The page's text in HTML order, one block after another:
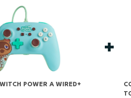
POWER A WIRED+